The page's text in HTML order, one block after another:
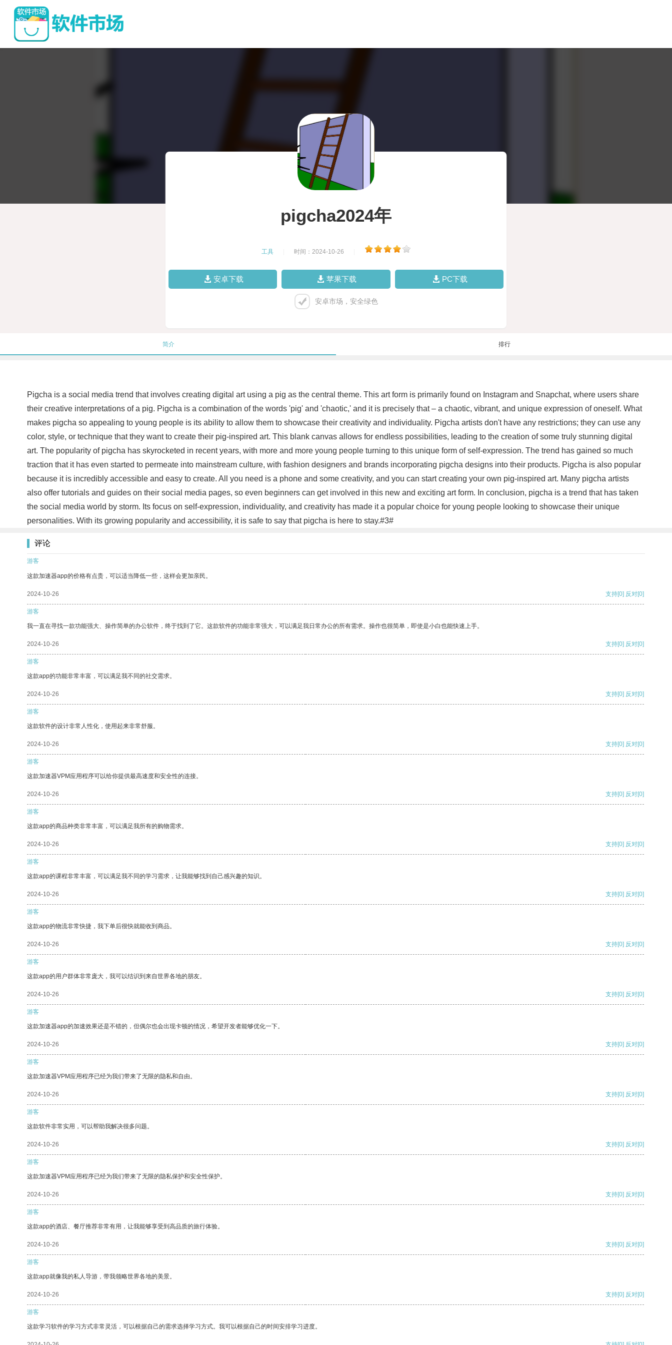
pigcha2024年
工具 时间：2024-10-26
安卓下载 苹果下载 PC下载
安卓市场，安全绿色
简介 排行
Pigcha is a social media trend that involves creating digital art using a pig as the central theme. This art form is primarily found on Instagram and Snapchat, where users share
their creative interpretations of a pig. Pigcha is a combination of the words 'pig' and 'chaotic,' and it is precisely that – a chaotic, vibrant, and unique expression of oneself. What
makes pigcha so appealing to young people is its ability to allow them to showcase their creativity and individuality. Pigcha artists don't have any restrictions; they can use any
color, style, or technique that they want to create their pig-inspired art. This blank canvas allows for endless possibilities, leading to the creation of some truly stunning digital
art. The popularity of pigcha has skyrocketed in recent years, with more and more young people turning to this unique form of self-expression. The trend has gained so much
traction that it has even started to permeate into mainstream culture, with fashion designers and brands incorporating pigcha designs into their products. Pigcha is also popular
because it is incredibly accessible and easy to create. All you need is a phone and some creativity, and you can start creating your own pig-inspired art. Many pigcha artists
also offer tutorials and guides on their social media pages, so even beginners can get involved in this new and exciting art form. In conclusion, pigcha is a trend that has taken
the social media world by storm. Its focus on self-expression, individuality, and creativity has made it a popular choice for young people looking to showcase their unique
personalities. With its growing popularity and accessibility, it is safe to say that pigcha is here to stay.#3#
评论
游客
这款加速器app的价格有点贵，可以适当降低一些，这样会更加亲民。
2024-10-26 支持[0] 反对[0]
游客
我一直在寻找一款功能强大、操作简单的办公软件，终于找到了它。这款软件的功能非常强大，可以满足我日常办公的所有需求。操作也很简单，即使是小白也能快速上手。
2024-10-26 支持[0] 反对[0]
游客
这款app的功能非常丰富，可以满足我不同的社交需求。
2024-10-26 支持[0] 反对[0]
游客
这款软件的设计非常人性化，使用起来非常舒服。
2024-10-26 支持[0] 反对[0]
游客
这款加速器VPM应用程序可以给你提供最高速度和安全性的连接。
2024-10-26 支持[0] 反对[0]
游客
这款app的商品种类非常丰富，可以满足我所有的购物需求。
2024-10-26 支持[0] 反对[0]
游客
这款app的课程非常丰富，可以满足我不同的学习需求，让我能够找到自己感兴趣的知识。
2024-10-26 支持[0] 反对[0]
游客
这款app的物流非常快捷，我下单后很快就能收到商品。
2024-10-26 支持[0] 反对[0]
游客
这款app的用户群体非常庞大，我可以结识到来自世界各地的朋友。
2024-10-26 支持[0] 反对[0]
游客
这款加速器app的加速效果还是不错的，但偶尔也会出现卡顿的情况，希望开发者能够优化一下。
2024-10-26 支持[0] 反对[0]
游客
这款加速器VPM应用程序已经为我们带来了无限的隐私和自由。
2024-10-26 支持[0] 反对[0]
游客
这款软件非常实用，可以帮助我解决很多问题。
2024-10-26 支持[0] 反对[0]
游客
这款加速器VPM应用程序已经为我们带来了无限的隐私保护和安全性保护。
2024-10-26 支持[0] 反对[0]
游客
这款app的酒店、餐厅推荐非常有用，让我能够享受到高品质的旅行体验。
2024-10-26 支持[0] 反对[0]
游客
这款app就像我的私人导游，带我领略世界各地的美景。
2024-10-26 支持[0] 反对[0]
游客
这款学习软件的学习方式非常灵活，可以根据自己的需求选择学习方式。我可以根据自己的时间安排学习进度。